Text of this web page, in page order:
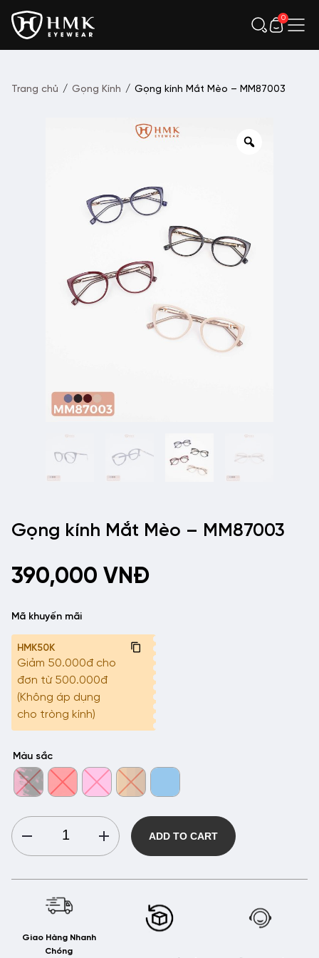
0
Trang chủ / Gọng Kính / Gọng kính Mắt Mèo – MM87003
Gọng kính Mắt Mèo – MM87003
390,000 VNĐ
Mã khuyến mãi
HMK50K
Giảm 50.000đ cho
đơn từ 500.000đ
(Không áp dụng
cho tròng kính)
Màu sắc
Mèo
MM87003
ADD TO CART
Giao Hàng Nhanh
Chóng